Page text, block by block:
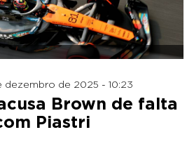
dezembro de 2025 - 10:23
Brown de falta
Piastri